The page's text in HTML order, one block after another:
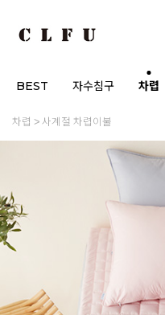
BEST 자수침구 차렵
차렵 사계절 차렵이불